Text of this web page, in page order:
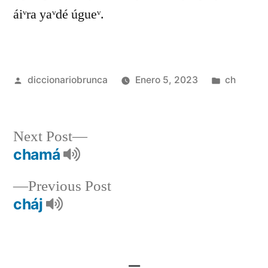
áiᵛra yaᵛdé úgueᵛ.
diccionariobrunca Enero 5, 2023 ch
Previous Post
cháj
Next Post
chamá